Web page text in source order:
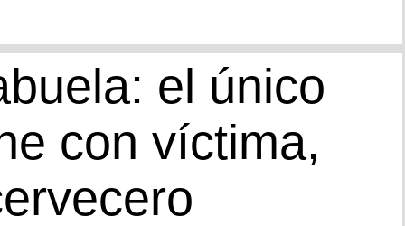
el único
con víctima,